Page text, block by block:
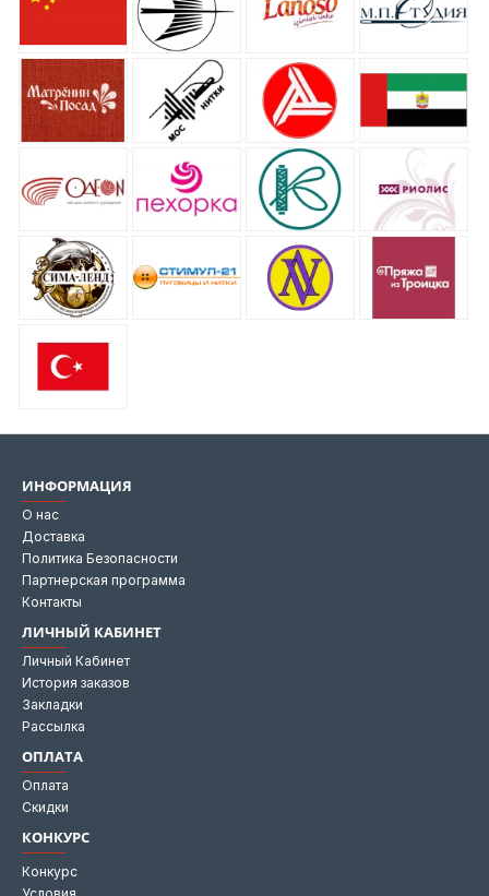
ИНФОРМАЦИЯ
О нас
Доставка
Политика Безопасности
Партнерская программа
Контакты
ЛИЧНЫЙ КАБИНЕТ
Личный Кабинет
История заказов
Закладки
Рассылка
ОПЛАТА
Оплата
Скидки
КОНКУРС
Конкурс